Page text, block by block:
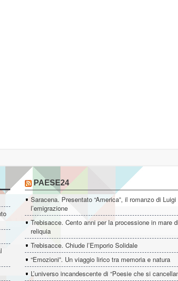
PAESE24
Saracena. Presentato “America”, il romanzo di
l’emigrazione
Trebisacce. Cento anni per la processione in mare
reliquia
Trebisacce. Chiude l’Emporio Solidale
“Emozioni”. Un viaggio lirico tra memoria e natura
L’universo incandescente di “Poesie che si